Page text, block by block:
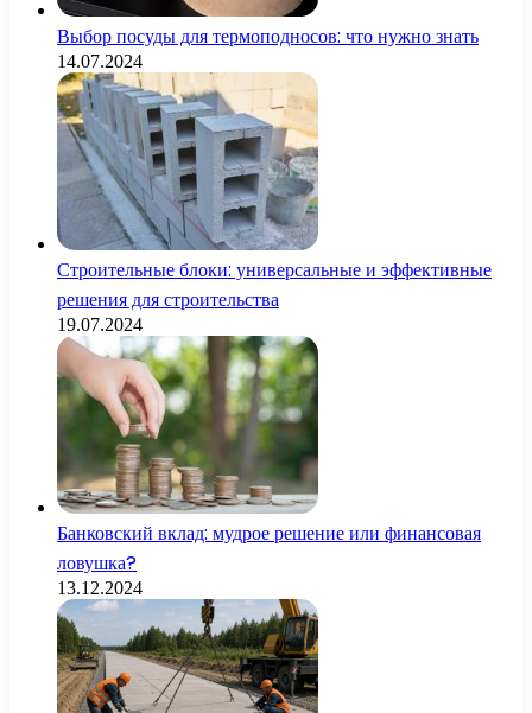
Выбор посуды для термоподносов: что нужно знать
14.07.2024
Строительные блоки: универсальные и эффективные
решения для строительства
19.07.2024
Банковский вклад: мудрое решение или финансовая
ловушка?
13.12.2024